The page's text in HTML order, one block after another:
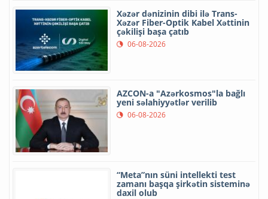
Xəzər dənizinin dibi ilə Trans-
Xəzər Fiber-Optik Kabel Xəttinin
çəkilişi başa çatıb
06-08-2026
AZCON-a "Azərkosmos"la bağlı
yeni səlahiyyətlər verilib
06-08-2026
“Meta”nın süni intellekti test
zamanı başqa şirkətin sisteminə
daxil olub